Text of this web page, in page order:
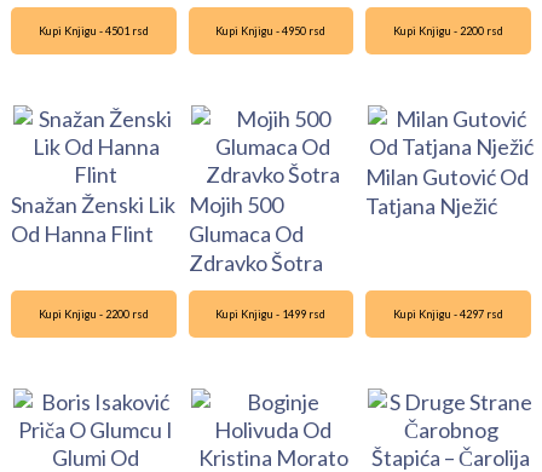
Kupi Knjigu - 4501 rsd
Snažan Ženski Lik
Od Hanna Flint
Kupi Knjigu - 4950 rsd
Mojih 500
Glumaca Od
Zdravko Šotra
Kupi Knjigu - 2200 rsd
Milan Gutović Od
Tatjana Nježić
Kupi Knjigu - 2200 rsd Kupi Knjigu - 1499 rsd Kupi Knjigu - 4297 rsd